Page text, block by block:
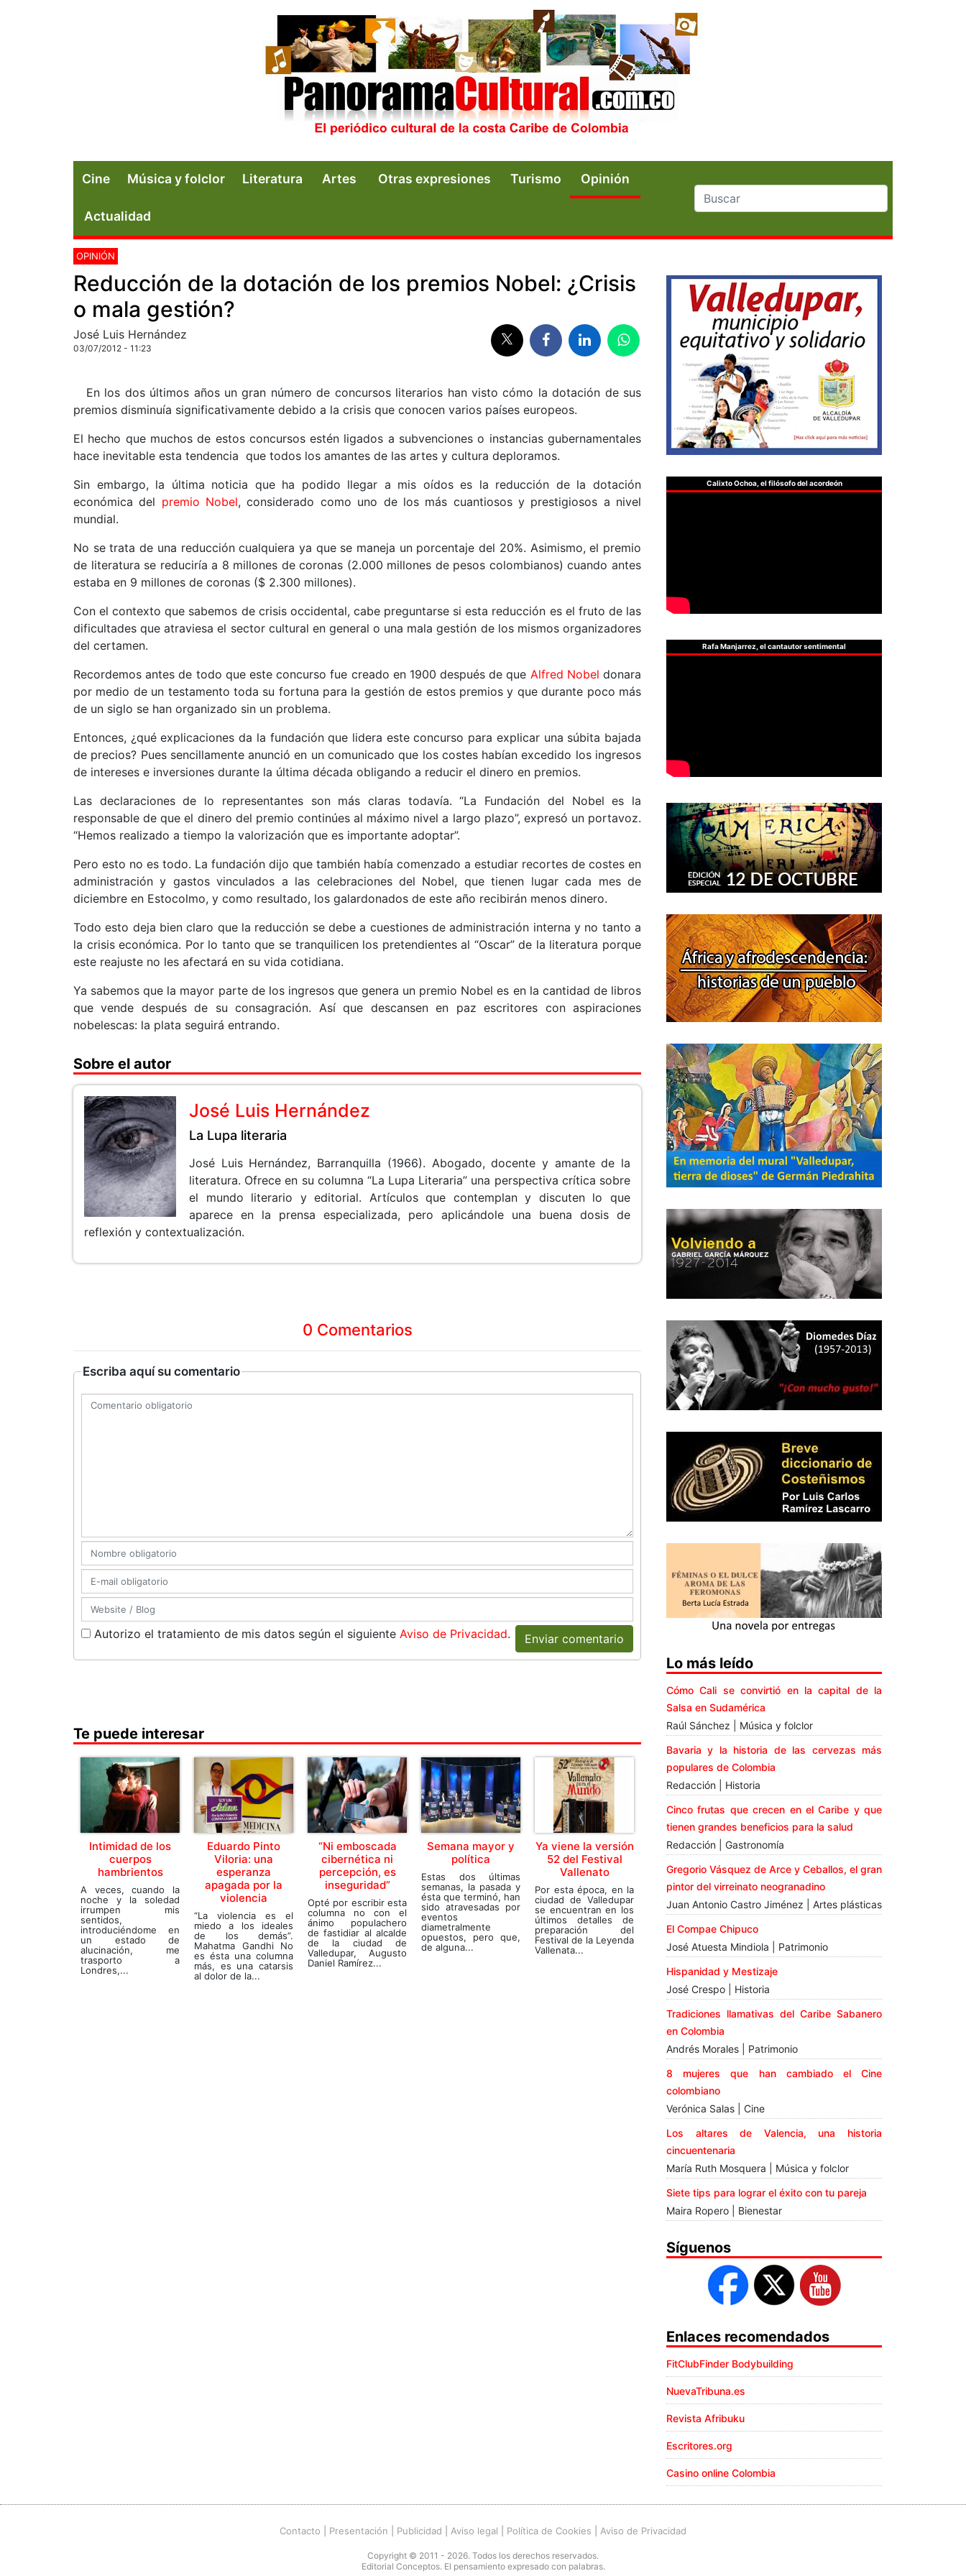
Cine Música y folclor Literatura Artes Otras expresiones Turismo Opinión
Actualidad
OPINIÓN
Reducción de la dotación de los premios Nobel: ¿Crisis
o mala gestión?
José Luis Hernández
03/07/2012 - 11:23
En los dos últimos años un gran número de concursos literarios han visto cómo la dotación de sus
premios disminuía significativamente debido a la crisis que conocen varios países europeos.
El hecho que muchos de estos concursos estén ligados a subvenciones o instancias gubernamentales
hace inevitable esta tendencia que todos los amantes de las artes y cultura deploramos.
Sin embargo, la última noticia que ha podido llegar a mis oídos es la reducción de la dotación
económica del premio Nobel, considerado como uno de los más cuantiosos y prestigiosos a nivel
mundial.
No se trata de una reducción cualquiera ya que se maneja un porcentaje del 20%. Asimismo, el premio
de literatura se reduciría a 8 millones de coronas (2.000 millones de pesos colombianos) cuando antes
estaba en 9 millones de coronas ($ 2.300 millones).
Con el contexto que sabemos de crisis occidental, cabe preguntarse si esta reducción es el fruto de las
dificultades que atraviesa el sector cultural en general o una mala gestión de los mismos organizadores
del certamen.
Recordemos antes de todo que este concurso fue creado en 1900 después de que Alfred Nobel donara
por medio de un testamento toda su fortuna para la gestión de estos premios y que durante poco más
de un siglo se han organizado sin un problema.
Entonces, ¿qué explicaciones da la fundación que lidera este concurso para explicar una súbita bajada
de precios? Pues sencillamente anunció en un comunicado que los costes habían excedido los ingresos
de intereses e inversiones durante la última década obligando a reducir el dinero en premios.
Las declaraciones de lo representantes son más claras todavía. “La Fundación del Nobel es la
responsable de que el dinero del premio continúes al máximo nivel a largo plazo”, expresó un portavoz.
“Hemos realizado a tiempo la valorización que es importante adoptar”.
Pero esto no es todo. La fundación dijo que también había comenzado a estudiar recortes de costes en
administración y gastos vinculados a las celebraciones del Nobel, que tienen lugar cada mes de
diciembre en Estocolmo, y como resultado, los galardonados de este año recibirán menos dinero.
Todo esto deja bien claro que la reducción se debe a cuestiones de administración interna y no tanto a
la crisis económica. Por lo tanto que se tranquilicen los pretendientes al “Oscar” de la literatura porque
este reajuste no les afectará en su vida cotidiana.
Ya sabemos que la mayor parte de los ingresos que genera un premio Nobel es en la cantidad de libros
que vende después de su consagración. Así que descansen en paz escritores con aspiraciones
nobelescas: la plata seguirá entrando.
Sobre el autor
José Luis Hernández
La Lupa literaria
José Luis Hernández, Barranquilla (1966). Abogado, docente y amante de la
literatura. Ofrece en su columna “La Lupa Literaria” una perspectiva crítica sobre
el mundo literario y editorial. Artículos que contemplan y discuten lo que
aparece en la prensa especializada, pero aplicándole una buena dosis de
reflexión y contextualización.
0 Comentarios
Escriba aquí su comentario
Autorizo el tratamiento de mis datos según el siguiente Aviso de Privacidad. Enviar comentario
Te puede interesar
Intimidad de los
cuerpos
hambrientos
A veces, cuando la
noche y la soledad
irrumpen mis
sentidos,
introduciéndome en
un estado de
alucinación, me
trasporto a
Londres,...
Eduardo Pinto
Viloria: una
esperanza
apagada por la
violencia
“La violencia es el
miedo a los ideales
de los demás”.
Mahatma Gandhi No
es ésta una columna
más, es una catarsis
al dolor de la...
“Ni emboscada
cibernética ni
percepción, es
inseguridad”
Opté por escribir esta
columna no con el
ánimo populachero
de fastidiar al alcalde
de la ciudad de
Valledupar, Augusto
Daniel Ramírez...
Semana mayor y
política
Estas dos últimas
semanas, la pasada y
ésta que terminó, han
sido atravesadas por
eventos
diametralmente
opuestos, pero que,
de alguna...
Ya viene la versión
52 del Festival
Vallenato
Por esta época, en la
ciudad de Valledupar
se encuentran en los
últimos detalles de
preparación del
Festival de la Leyenda
Vallenata...
Calixto Ochoa, el filósofo del acordeón
Rafa Manjarrez, el cantautor sentimental
Lo más leído
Cómo Cali se convirtió en la capital de la
Salsa en Sudamérica
Raúl Sánchez | Música y folclor
Bavaria y la historia de las cervezas más
populares de Colombia
Redacción | Historia
Cinco frutas que crecen en el Caribe y que
tienen grandes beneficios para la salud
Redacción | Gastronomía
Gregorio Vásquez de Arce y Ceballos, el gran
pintor del virreinato neogranadino
Juan Antonio Castro Jiménez | Artes plásticas
El Compae Chipuco
José Atuesta Mindiola | Patrimonio
Hispanidad y Mestizaje
José Crespo | Historia
Tradiciones llamativas del Caribe Sabanero
en Colombia
Andrés Morales | Patrimonio
8 mujeres que han cambiado el Cine
colombiano
Verónica Salas | Cine
Los altares de Valencia, una historia
cincuentenaria
María Ruth Mosquera | Música y folclor
Siete tips para lograr el éxito con tu pareja
Maira Ropero | Bienestar
Síguenos
Enlaces recomendados
FitClubFinder Bodybuilding
NuevaTribuna.es
Revista Afribuku
Escritores.org
Casino online Colombia
Contacto Presentación Publicidad Aviso legal Política de Cookies Aviso de Privacidad
Copyright © 2011 - 2026. Todos los derechos reservados.
Editorial Conceptos. El pensamiento expresado con palabras.